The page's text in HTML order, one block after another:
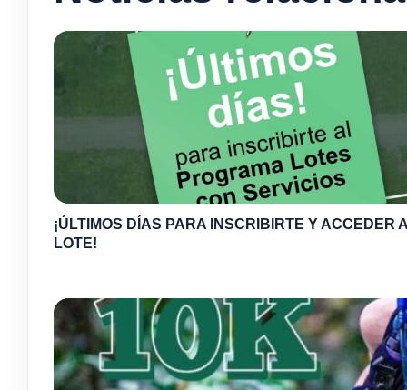
¡ÚLTIMOS DÍAS PARA INSCRIBIRTE Y ACCEDER
LOTE!